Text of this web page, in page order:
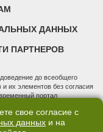
ДАННЫХ
ПАРТНЕРОВ
до всеобщего
их элементов без согласия
портал
и массовых коммуникаций
- 76634 от 02.09.2019
свое согласие с
данных и на